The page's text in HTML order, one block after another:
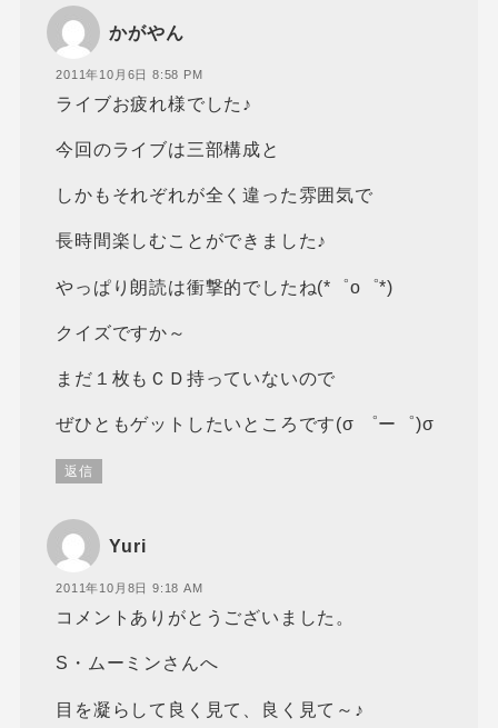
かがやん
2011年10月6日 8:58 PM
ライブお疲れ様でした♪
今回のライブは三部構成と
しかもそれぞれが全く違った雰囲気で
長時間楽しむことができました♪
やっぱり朗読は衝撃的でしたね(*゜o゜*)
クイズですか～
まだ１枚もＣＤ持っていないので
ぜひともゲットしたいところです(σ ゜ー゜)σ
返信
Yuri
2011年10月8日 9:18 AM
コメントありがとうございました。
S・ムーミンさんへ
目を凝らして良く見て、良く見て～♪